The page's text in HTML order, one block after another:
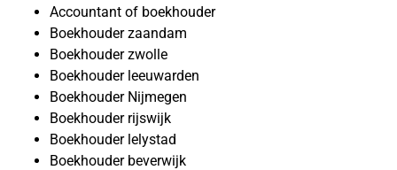
Accountant of boekhouder
Boekhouder zaandam
Boekhouder zwolle
Boekhouder leeuwarden
Boekhouder Nijmegen
Boekhouder rijswijk
Boekhouder lelystad
Boekhouder beverwijk